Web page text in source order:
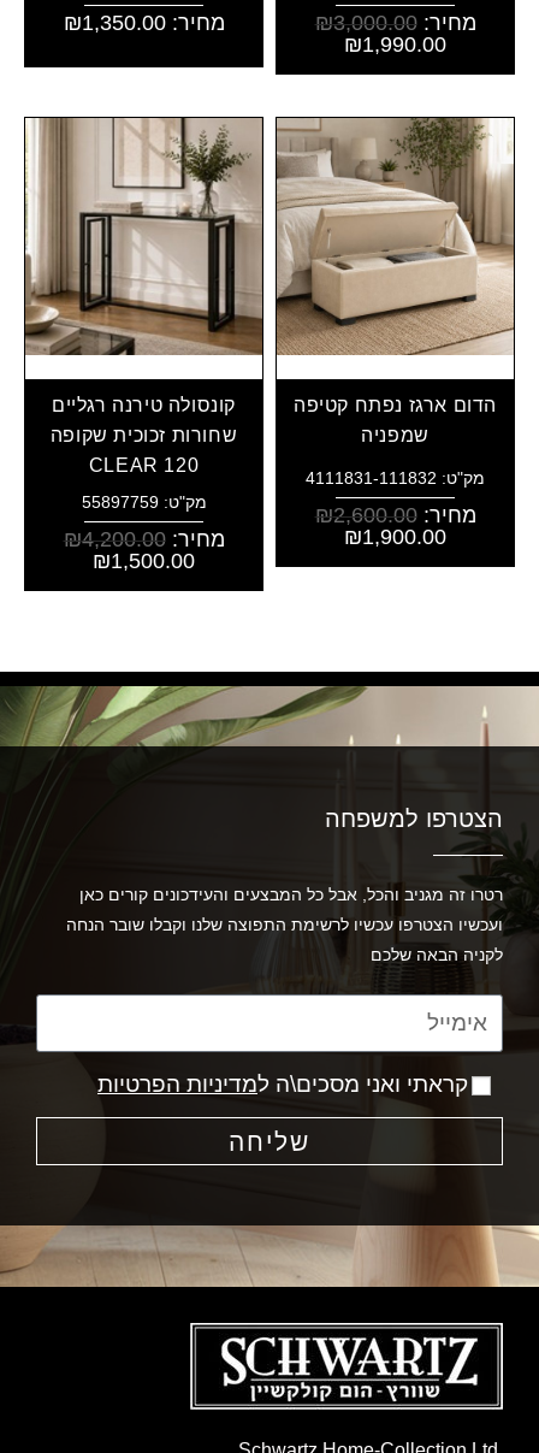
מחיר: ₪3,000.00
₪1,990.00
מחיר: ₪1,350.00
הדום ארגז נפתח קטיפה
שמפניה
מק"ט: 4111831-111832
מחיר: ₪2,600.00
₪1,900.00
קונסולה טירנה רגליים
שחורות זכוכית שקופה
CLEAR 120
מק"ט: 55897759
מחיר: ₪4,200.00
₪1,500.00
הצטרפו למשפחה
רטרו זה מגניב והכל, אבל כל המבצעים והעידכונים קורים כאן
ועכשיו הצטרפו עכשיו לרשימת התפוצה שלנו וקבלו שובר הנחה
לקניה הבאה שלכם
קראתי ואני מסכים\ה למדיניות הפרטיות
שליחה